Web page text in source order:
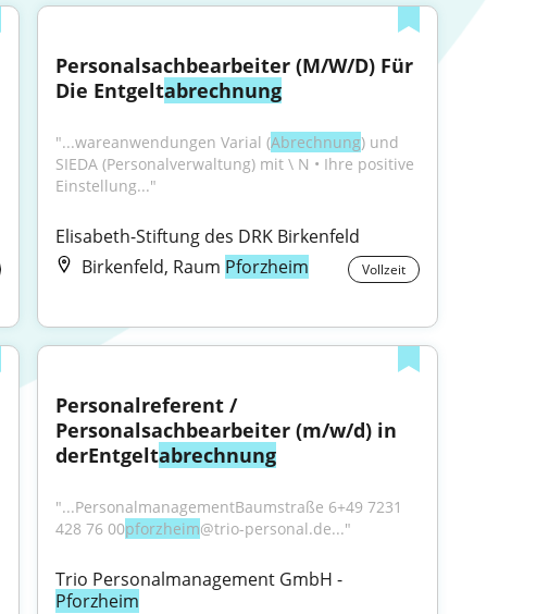
Personalsachbearbeiter (M/W/D) Für
Die Entgeltabrechnung
"...wareanwendungen Varial (Abrechnung) und
SIEDA (Personalverwaltung) mit \ N • Ihre positive
Einstellung..."
Elisabeth-Stiftung des DRK Birkenfeld
Birkenfeld, Raum Pforzheim Vollzeit
Personalreferent /
Personalsachbearbeiter (m/w/d) in
derEntgeltabrechnung
"...PersonalmanagementBaumstraße 6+49 7231
428 76 00pforzheim@trio-personal.de..."
Trio Personalmanagement GmbH -
Pforzheim